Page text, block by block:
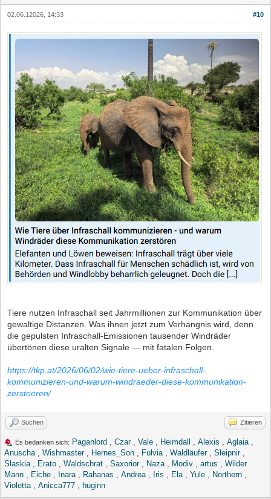
#10
02.06.12026, 14:33
Tiere nutzen Infraschall seit Jahrmillionen zur Kommunikation über
gewaltige Distanzen. Was ihnen jetzt zum Verhängnis wird, denn
die gepulsten Infraschall-Emissionen tausender Windräder
übertönen diese uralten Signale — mit fatalen Folgen.
https://tkp.at/2026/06/02/wie-tiere-ueber-infraschall-
kommunizieren-und-warum-windraeder-diese-kommunikation-
zerstoeren/
Suchen Zitieren
Es bedanken sich: Paganlord , Czar, Vale , Heimdall , Alexis , Aglaia,
Anuscha, Wishmaster, Hernes_Son , Fulvia, Waldläufer, Sleipnir,
Slaskia, Erato , Waldschrat , Saxorior, Naza, Modiv , artus , Wilder
Mann , Eiche , Inara, Rahanas , Andrea, Iris , Ela, Yule , Northern ,
Violetta, Anicca777 , huginn